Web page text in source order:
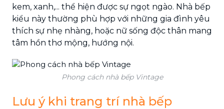
kem, xanh,... thể hiện được sự ngọt ngào. Nhà bếp
kiểu này thường phù hợp với những gia đình yêu
thích sự nhẹ nhàng, hoặc nữ sống độc thân mang
tâm hồn thơ mộng, hướng nội.
Phong cách nhà bếp Vintage
Lưu ý khi trang trí nhà bếp